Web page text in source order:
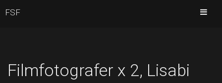
Filmfotografer x 2, Lisabi
FSF